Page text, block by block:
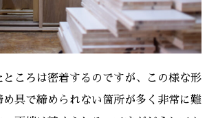
ころは密着するのですが、この様な形
具で締められない箇所が多く非常に難